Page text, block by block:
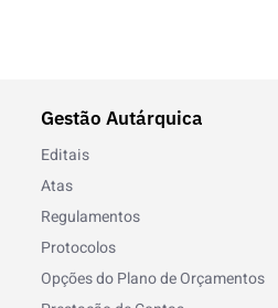
Gestão Autárquica
Editais
Atas
Regulamentos
Protocolos
Opções do Plano de Orçamentos